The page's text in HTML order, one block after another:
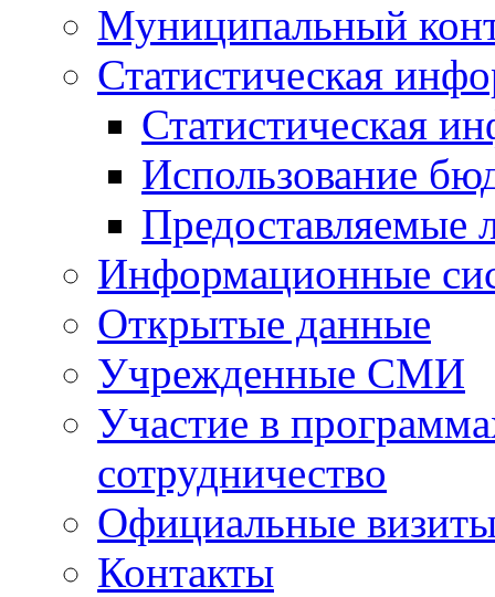
Муниципальный
Статистическая
Статистическая
Использование
Предоставляемые
Информационные
Открытые данные
Учрежденные СМИ
Участие в
сотрудничество
Официальные
Контакты